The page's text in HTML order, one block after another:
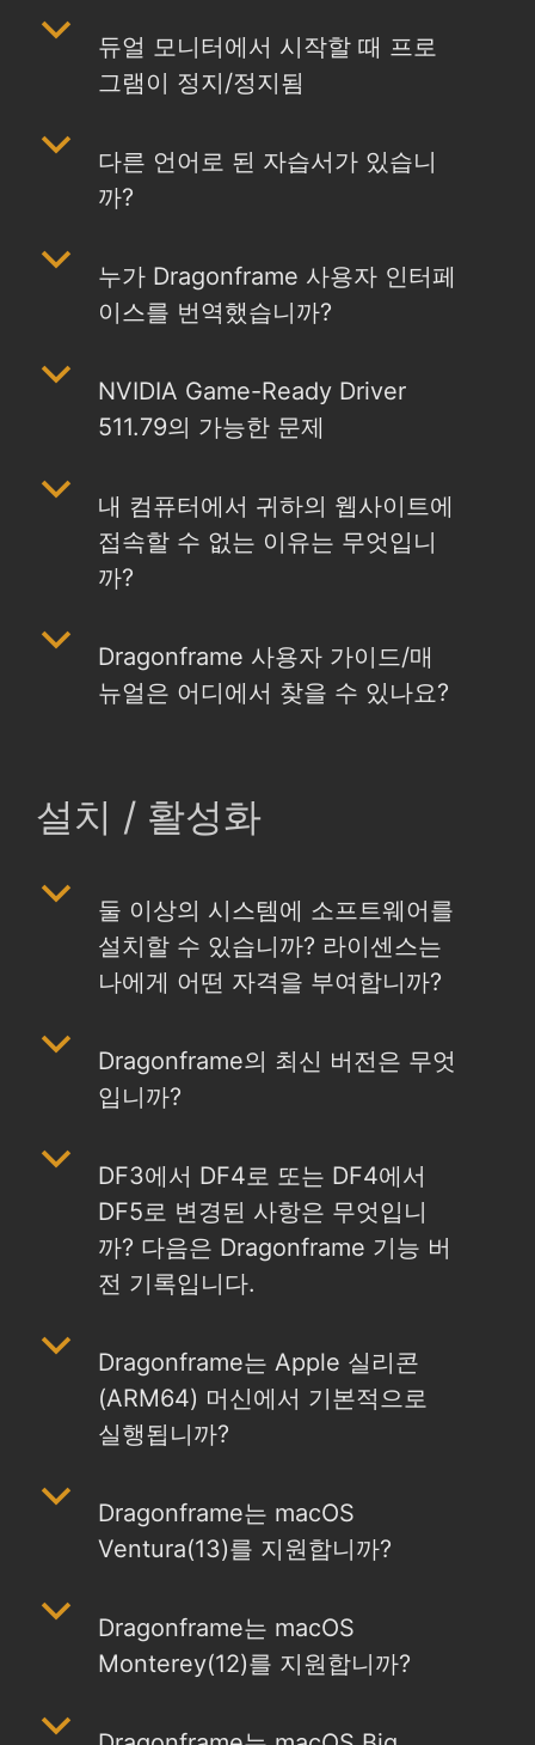
b
듀얼 모니터에서 시작할 때 프로
그램이 정지/정지됨
b
다른 언어로 된 자습서가 있습니
까?
b
누가 Dragonframe 사용자 인터페
이스를 번역했습니까?
b
NVIDIA Game-Ready Driver
511.79의 가능한 문제
b
내 컴퓨터에서 귀하의 웹사이트에
접속할 수 없는 이유는 무엇입니
까?
b
Dragonframe 사용자 가이드/매
뉴얼은 어디에서 찾을 수 있나요?
설치 / 활성화
b
둘 이상의 시스템에 소프트웨어를
설치할 수 있습니까? 라이센스는
나에게 어떤 자격을 부여합니까?
b
Dragonframe의 최신 버전은 무엇
입니까?
b
DF3에서 DF4로 또는 DF4에서
DF5로 변경된 사항은 무엇입니
까? 다음은 Dragonframe 기능 버
전 기록입니다.
b
Dragonframe는 Apple 실리콘
(ARM64) 머신에서 기본적으로
실행됩니까?
b
Dragonframe는 macOS
Ventura(13)를 지원합니까?
b
Dragonframe는 macOS
Monterey(12)를 지원합니까?
b